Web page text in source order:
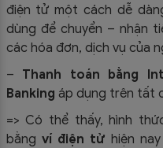
điện tử một cách dễ
dùng để chuyển – nhận
các hóa đơn, dịch vụ của
– Thanh toán bằng
Banking áp dụng trên tất
=> Có thể thấy, hình
bằng ví điện tử hiện